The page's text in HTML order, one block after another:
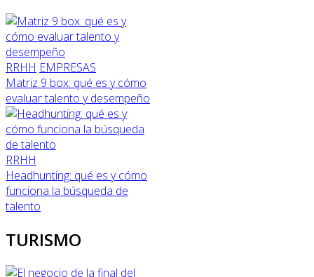
RRHH EMPRESAS
Matriz 9 box: qué es y cómo
evaluar talento y desempeño
RRHH
Headhunting: qué es y cómo
funciona la búsqueda de
talento
TURISMO